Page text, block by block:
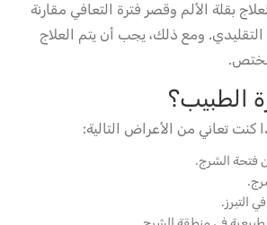
بقلة الألم وقصر فترة التعافي مقارنة
ومع ذلك، يجب أن يتم العلاج
الطبيب؟
كنت تعاني من الأعراض التالية:
فتحة الشرج.
التبرز.